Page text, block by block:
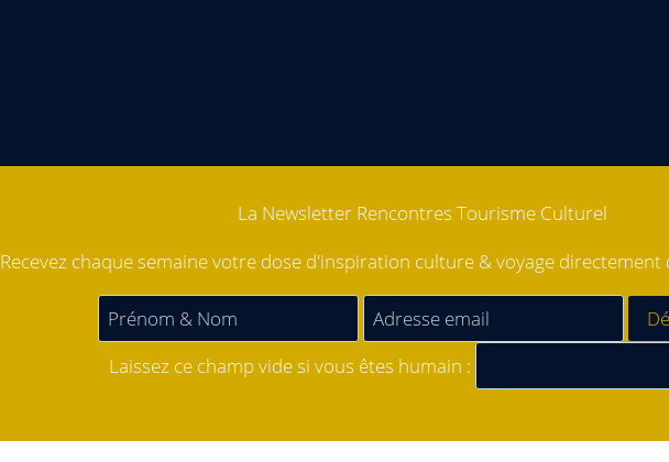
La Newsletter Rencontres Tourisme Culturel
Recevez chaque semaine votre dose d'inspiration culture & voyage
Laissez ce champ vide si vous êtes humain :